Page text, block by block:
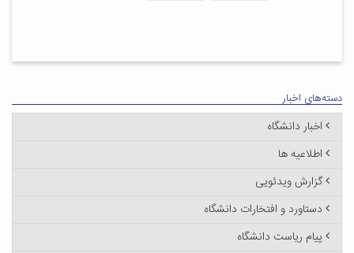
دسته‌های اخبار
اخبار دانشگاه
اطلاعیه ها
گزارش ویدئویی
دستاورد و افتخارات دانشگاه
پیام ریاست دانشگاه